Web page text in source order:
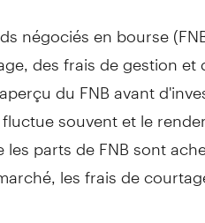
négociés en bourse
des frais de gestion et
du FNB avant
souvent et le
parts de FNB sont
les frais de